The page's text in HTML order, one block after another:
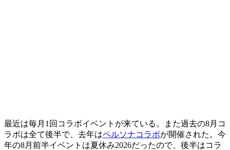
最近は毎月1回コラボイベントが来ている。また過去の8月コ
ラボは全て後半で、去年はペルソナコラボが開催された。今
年の8月前半イベントは夏休み2026だったので、後半はコラ